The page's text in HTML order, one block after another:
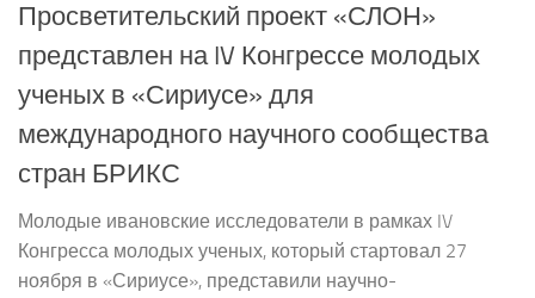
Просветительский проект «СЛОН»
представлен на IV Конгрессе молодых
ученых в «Сириусе» для
международного научного сообщества
стран БРИКС
Молодые ивановские исследователи в рамках IV
Конгресса молодых ученых, который стартовал 27
ноября в «Сириусе», представили научно-